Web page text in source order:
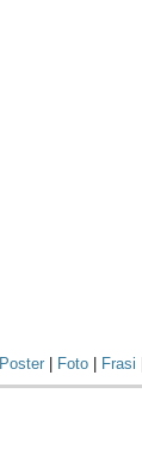
Poster Foto Frasi